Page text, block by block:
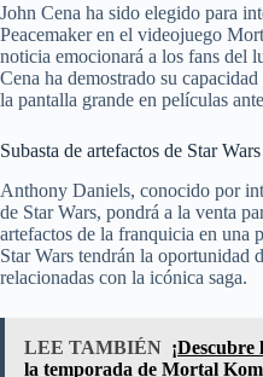
John Cena ha sido elegido para
Peacemaker en el videojuego
noticia emocionará a los fans del
Cena ha demostrado su
la pantalla grande en películas
Subasta de artefactos de Star Wars
Anthony Daniels, conocido por
de Star Wars, pondrá a la venta
artefactos de la franquicia en una
Star Wars tendrán la oportunidad
relacionadas con la icónica saga.
LEE TAMBIÉN ¡Descubre
la temporada de Mortal